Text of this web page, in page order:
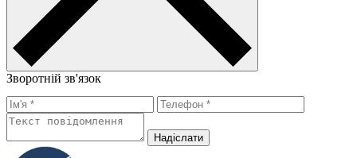
Зворотній зв'язок
Надiслати